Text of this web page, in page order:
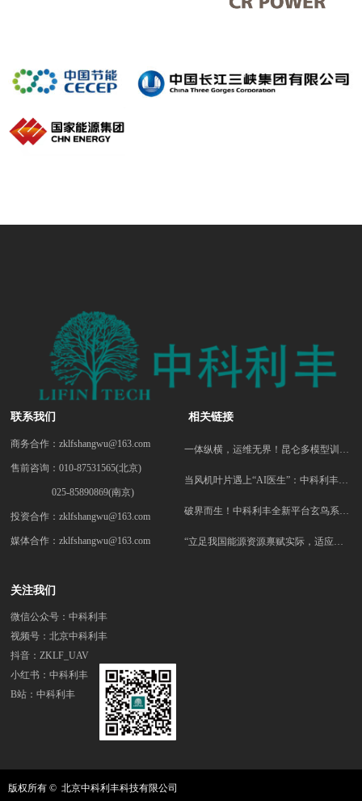
商务合作：zklfshangwu@163.com
售前咨询： 010-87531565(北京)
025-85890869(南京)
投资合作：zklfshangwu@163.com
媒体合作：zklfshangwu@163.com
联系我们 相关链接
一体纵横，运维无界！昆仑多模型训推一体机，震撼发布！
当风机叶片遇上“AI医生”：中科利丰让巡检告别“蜘蛛侠”时代！
破界而生！中科利丰全新平台玄鸟系统正式发布-开启智慧巡检新时代
“立足我国能源资源禀赋实际，适应能源发展新形势”
关注我们
微信公众号：中科利丰
视频号： 北京中科利丰
抖音：ZKLF_UAV
小红书：中科利丰
​​​​​​​B站：中科利丰
版权所有 © 北京中科利丰科技有限公司